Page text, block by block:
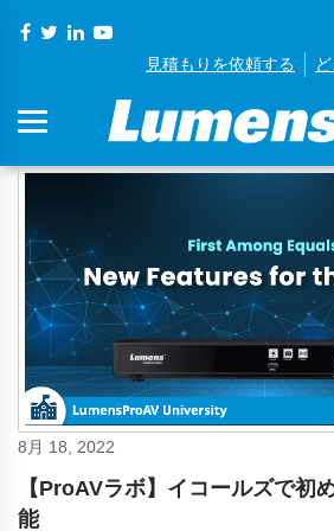
見積もりを依頼する
8月 18, 2022
【ProAVラボ】イコールズで初
能